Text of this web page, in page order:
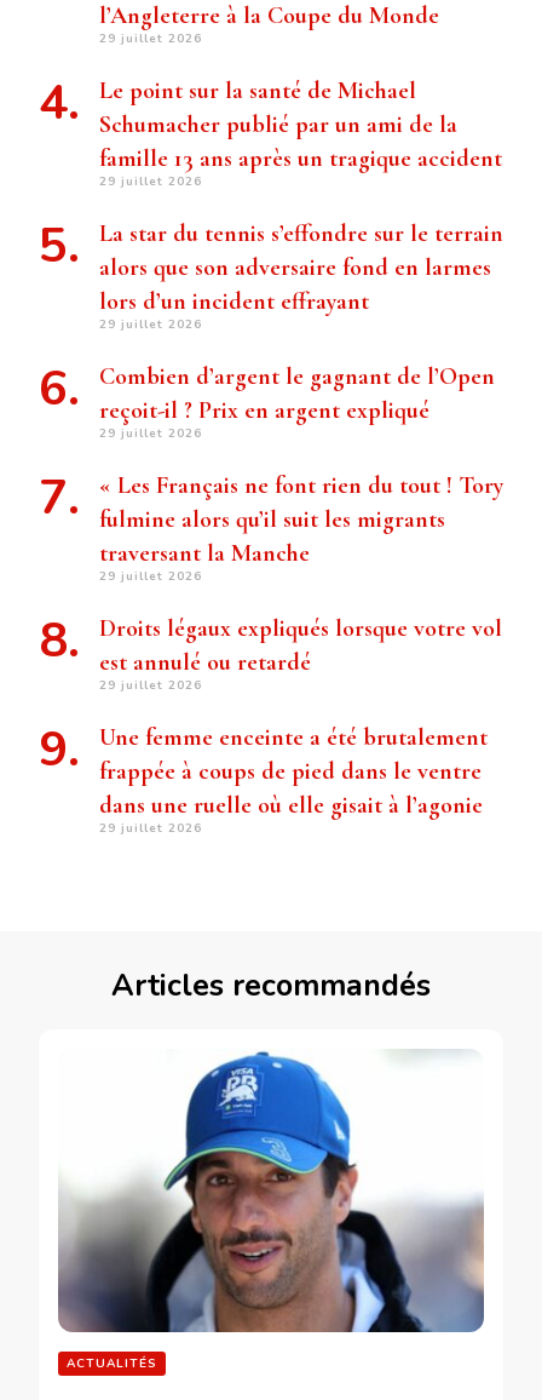
l’Angleterre à la Coupe du Monde
29 juillet 2026
Le point sur la santé de Michael
Schumacher publié par un ami de la
famille 13 ans après un tragique accident
29 juillet 2026
La star du tennis s’effondre sur le terrain
alors que son adversaire fond en larmes
lors d’un incident effrayant
29 juillet 2026
Combien d’argent le gagnant de l’Open
reçoit-il ? Prix ​​en argent expliqué
29 juillet 2026
« Les Français ne font rien du tout ! Tory
fulmine alors qu’il suit les migrants
traversant la Manche
29 juillet 2026
Droits légaux expliqués lorsque votre vol
est annulé ou retardé
29 juillet 2026
Une femme enceinte a été brutalement
frappée à coups de pied dans le ventre
dans une ruelle où elle gisait à l’agonie
29 juillet 2026
Articles recommandés
ACTUALITÉS